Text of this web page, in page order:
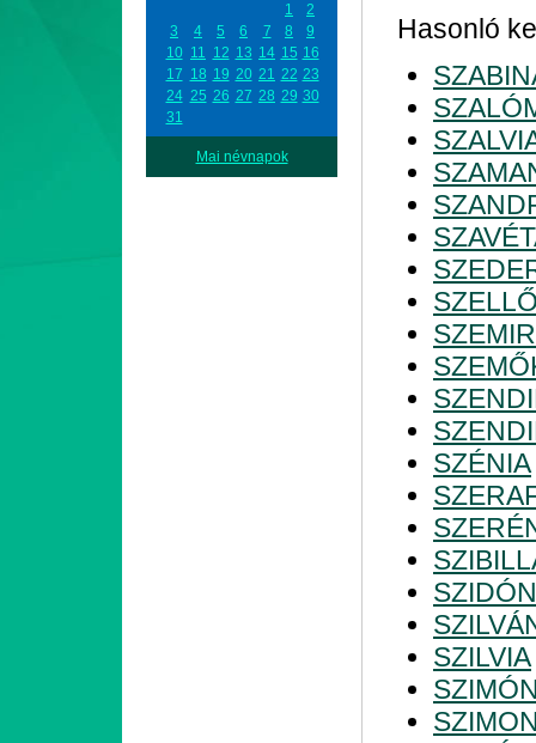
1
2
3
4 5 6 7 8
9
10 11 12 13 14 15 16
17 18 19 20 21 22 23
24 25 26 27 28 29 30
31
Mai névnapok
Hasonló
SZÉNIA
SZILVIA